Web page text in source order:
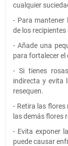
cualquier
- Para mantener
de los
- Añade una
para fortalecer el
- Si tienes
indirecta y evita
resequen.
- Retira las
las demás flores
- Evita exponer
puede causar